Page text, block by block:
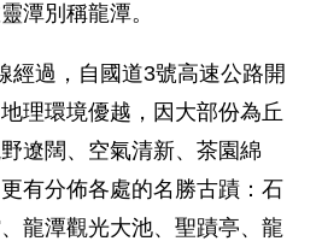
潭別稱龍潭。
經過，自國道3號高速公路開
理環境優越，因大部份為丘
遼闊、空氣清新、茶園綿
有分佈各處的名勝古蹟：石
龍潭觀光大池、聖蹟亭、龍